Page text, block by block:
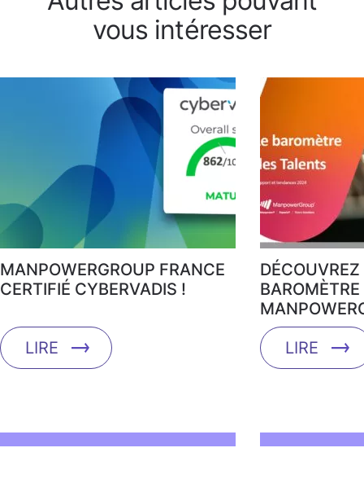
vous intéresser
MANPOWERGROUP FRANCE
CERTIFIÉ CYBERVADIS !
LIRE
DÉCOUVREZ
LIRE